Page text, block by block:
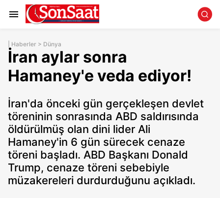
Haberler > Dünya
İran aylar sonra
Hamaney'e veda ediyor!
İran'da önceki gün gerçekleşen devlet
töreninin sonrasında ABD saldırısında
öldürülmüş olan dini lider Ali
Hamaney'in 6 gün sürecek cenaze
töreni başladı. ABD Başkanı Donald
Trump, cenaze töreni sebebiyle
müzakereleri durdurduğunu açıkladı.